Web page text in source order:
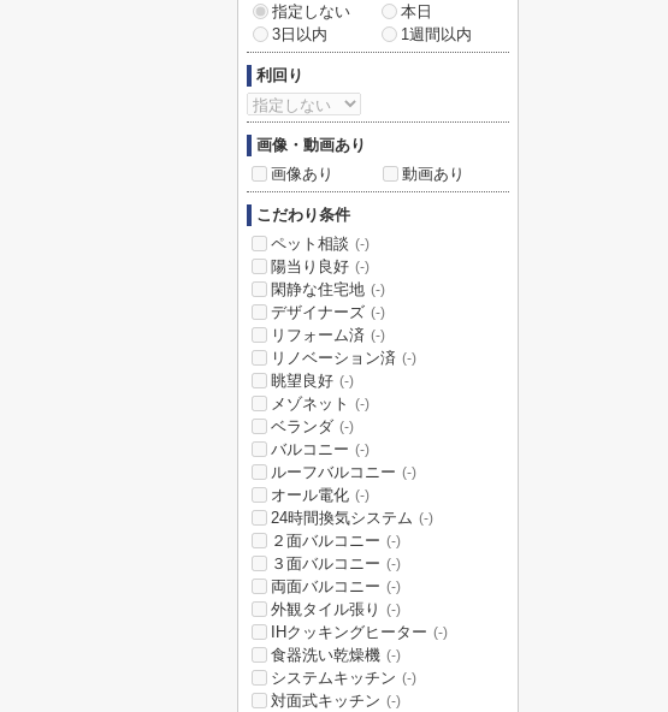
指定しない
本日
3日以内
1週間以内
利回り
画像・動画あり
画像あり
動画あり
こだわり条件
ペット相談 (-)
陽当り良好 (-)
閑静な住宅地 (-)
デザイナーズ (-)
リフォーム済 (-)
リノベーション済 (-)
眺望良好 (-)
メゾネット (-)
ベランダ (-)
バルコニー (-)
ルーフバルコニー (-)
オール電化 (-)
24時間換気システム (-)
２面バルコニー (-)
３面バルコニー (-)
両面バルコニー (-)
外観タイル張り (-)
IHクッキングヒーター (-)
食器洗い乾燥機 (-)
システムキッチン (-)
対面式キッチン (-)